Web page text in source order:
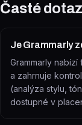
Časté
Je Grammarly
Grammarly
a zahrnuje
(analýza stylu,
dostupné v